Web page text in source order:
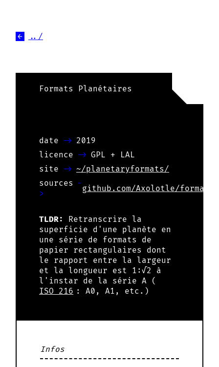
← ../
Formats Planétaires
date
2019
licence
GPL + LAL
site
~/planetaryformats/
sources
github.com/Axolotle/formats
TLDR:
Retranscrire la
superficie d'une planète en
une série de formats de
papier rectangulaires dont
le rapport entre la largeur
et la longueur est 1:√2 à
l'instar de la série A (
ISO 216 : A0, A1, etc.)
Infos